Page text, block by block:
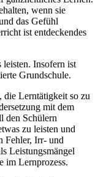
wenn sie
das Gefühl
ist entdeckendes
Insofern ist
Grundschule.
die Lerntätigkeit so zu
mit dem
den Schülern
zu leisten und
Fehler, Irr- und
Leistungsmängel
im Lernprozess.